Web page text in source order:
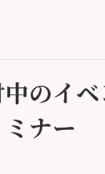
のイ
ミナー